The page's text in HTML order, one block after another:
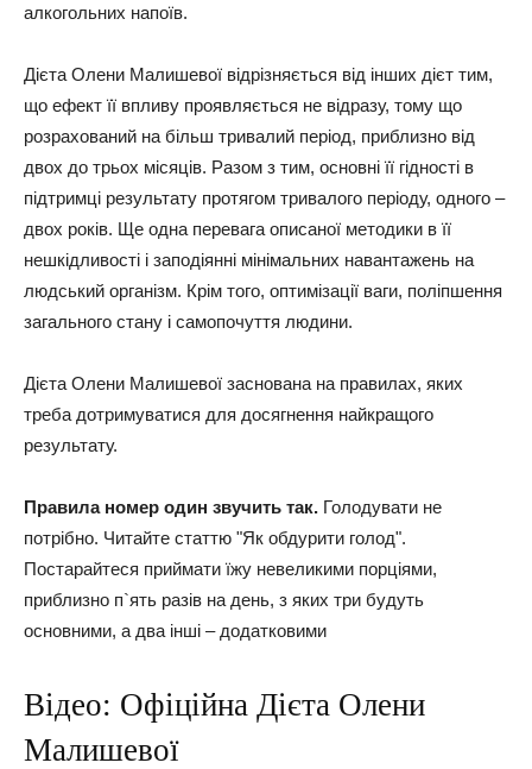
алкогольних напоїв.
Дієта Олени Малишевої відрізняється від інших дієт тим,
що ефект її впливу проявляється не відразу, тому що
розрахований на більш тривалий період, приблизно від
двох до трьох місяців. Разом з тим, основні її гідності в
підтримці результату протягом тривалого періоду, одного –
двох років. Ще одна перевага описаної методики в її
нешкідливості і заподіянні мінімальних навантажень на
людський організм. Крім того, оптимізації ваги, поліпшення
загального стану і самопочуття людини.
Дієта Олени Малишевої заснована на правилах, яких
треба дотримуватися для досягнення найкращого
результату.
Правила номер один звучить так. Голодувати не
потрібно. Читайте статтю "Як обдурити голод".
Постарайтеся приймати їжу невеликими порціями,
приблизно п`ять разів на день, з яких три будуть
основними, а два інші – додатковими
Відео: Офіційна Дієта Олени
Малишевої